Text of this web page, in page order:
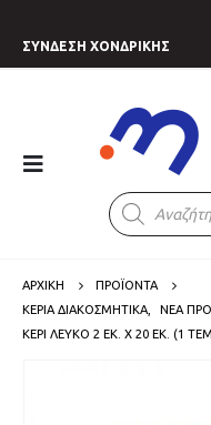
ΣΥΝΔΕΣΗ ΧΟΝΔΡΙΚΗΣ
Products
search
ΑΡΧΙΚΗ
ΠΡΟΪΟΝΤΑ
ΚΕΡΙΑ ΔΙΑΚΟΣΜΗΤΙΚΑ
ΝΕΑ
ΚΕΡΊ ΛΕΥΚΌ 2 ΕΚ. X 20 ΕΚ. (1